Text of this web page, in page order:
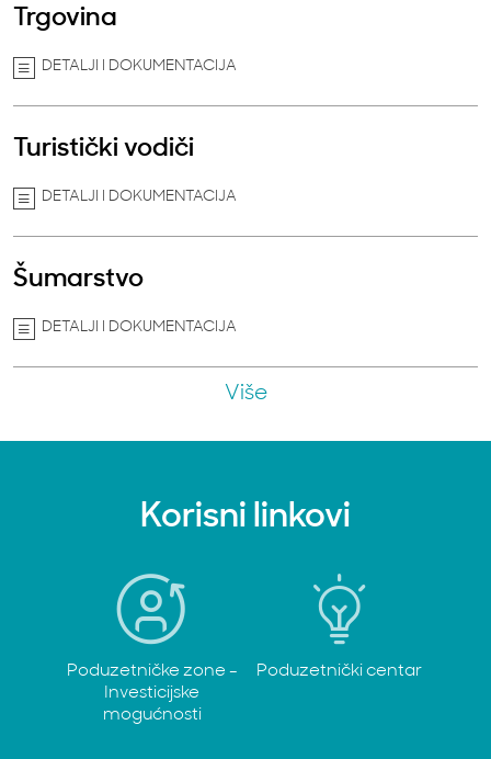
Trgovina
DETALJI I DOKUMENTACIJA
Turistički vodiči
DETALJI I DOKUMENTACIJA
Šumarstvo
DETALJI I DOKUMENTACIJA
Više
Korisni linkovi
Poduzetničke zone -
Investicijske
mogućnosti
Poduzetnički centar